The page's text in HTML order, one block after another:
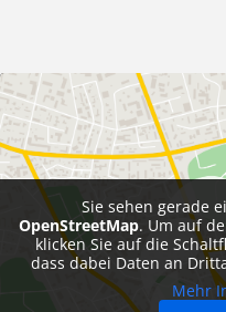
Sie sehen gerade
OpenStreetMap. Um auf
klicken Sie auf die
dass dabei Daten an
Mehr